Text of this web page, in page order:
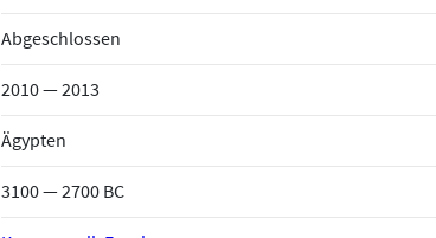
Abgeschlossen
2010 — 2013
Ägypten
3100 — 2700 BC